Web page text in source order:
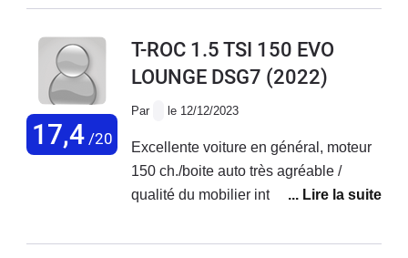
depuis l'acquisition, (même sur rubrique données de
votre conduiteAbsence de vitesse moyenne depuis
acquisitionWi-Fi un vrai gadget... Commercial.Lumière
d'accueil brèveRétroviseurs rabattables partiellement...
17,4/20
T-ROC 1.5 TSI 150 EVO
LOUNGE DSG7 (2022)
Par le 12/12/2023
Excellente voiture en général, moteur
150 ch./boite auto très agréable /
qualité du mobilier intérieur et des